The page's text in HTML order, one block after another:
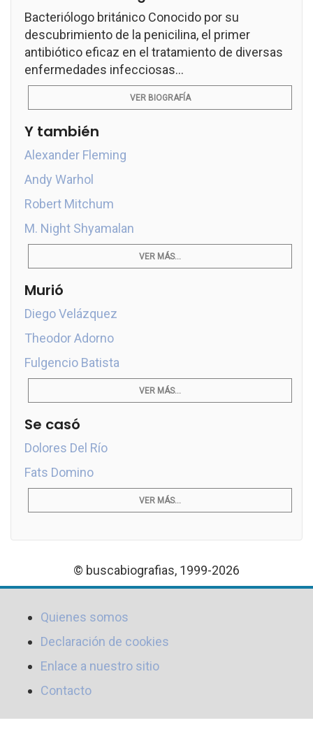
Bacteriólogo británico Conocido por su
descubrimiento de la penicilina, el primer
antibiótico eficaz en el tratamiento de diversas
enfermedades infecciosas...
VER BIOGRAFÍA
Y también
Alexander Fleming
Andy Warhol
Robert Mitchum
M. Night Shyamalan
VER MÁS...
Murió
Diego Velázquez
Theodor Adorno
Fulgencio Batista
VER MÁS...
Se casó
Dolores Del Río
Fats Domino
VER MÁS...
© buscabiografias, 1999-2026
Quienes somos
Declaración de cookies
Enlace a nuestro sitio
Contacto